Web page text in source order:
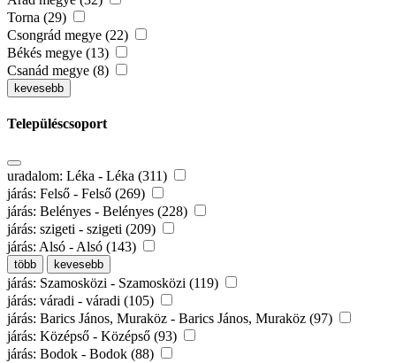
Torna (29)
Csongrád megye (22)
Békés megye (13)
Csanád megye (8)
kevesebb
Településcsoport
uradalom: Léka - Léka (311)
járás: Felső - Felső (269)
járás: Belényes - Belényes (228)
járás: szigeti - szigeti (209)
járás: Alsó - Alsó (143)
több kevesebb
járás: Szamosközi - Szamosközi (119)
járás: váradi - váradi (105)
járás: Barics János, Muraköz - Barics János, Muraköz (97)
járás: Középső - Középső (93)
járás: Bodok - Bodok (88)